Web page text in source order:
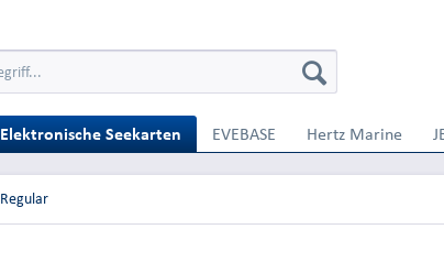
Elektronische Seekarten EVEBASE Hertz Marine
Regular